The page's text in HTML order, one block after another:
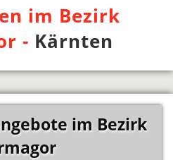
im Bezirk
- Kärnten
im Bezirk